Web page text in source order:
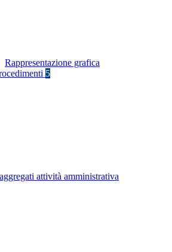
Rappresentazione grafica
5
attività amministrativa